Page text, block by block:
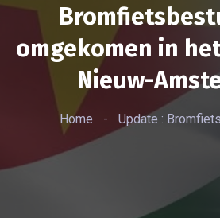
omgekomen in
Nieuw-
Home - Update :